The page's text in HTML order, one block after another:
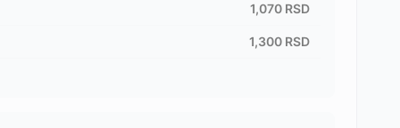
1,070 RSD
1,300 RSD